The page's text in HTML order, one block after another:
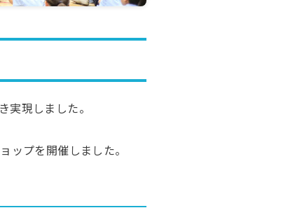
現しました。
ップを開催しました。